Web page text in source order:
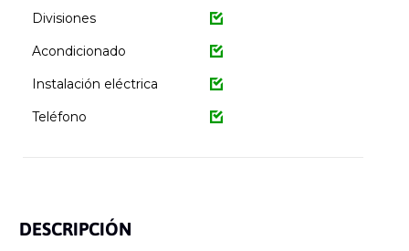
Divisiones
Acondicionado
Instalación eléctrica
Teléfono
DESCRIPCIÓN